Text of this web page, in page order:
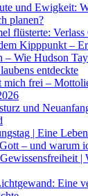
und Ewigkeit:
planen?
flüsterte: Verlass
Kipppunkt –
– Wie Hudson
entdeckte
mich frei –
und
| Eine
– und warum
|
Eine